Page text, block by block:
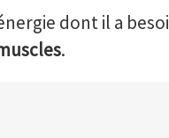
dont il a
.